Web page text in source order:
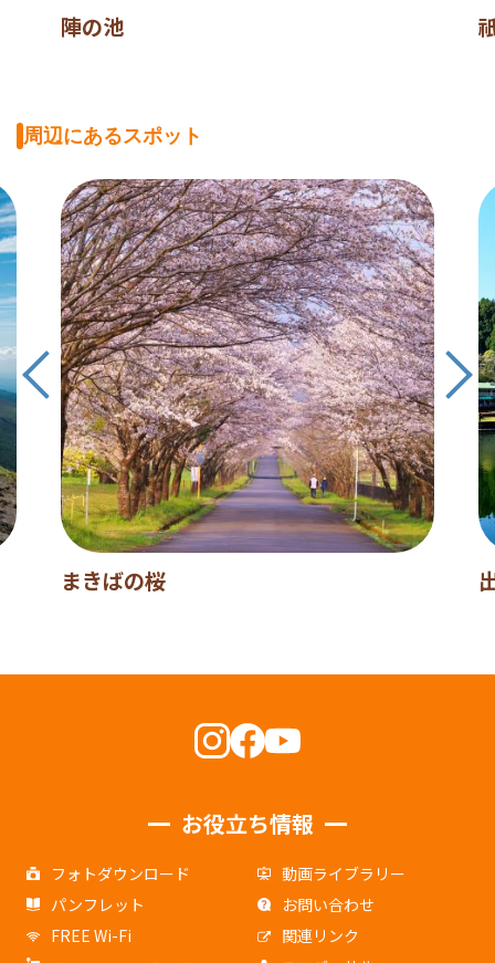
陣の池
周辺にあるスポット
まきばの桜
お役立ち情報
フォトダウンロード
動画ライブラリー
パンフレット
お問い合わせ
FREE Wi-Fi
関連リンク